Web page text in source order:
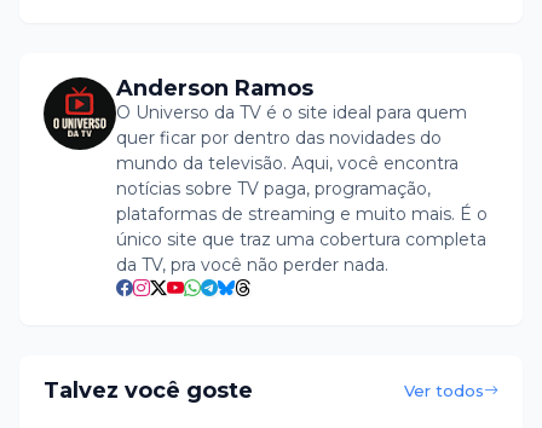
Anderson Ramos
O Universo da TV é o site ideal para quem
quer ficar por dentro das novidades do
mundo da televisão. Aqui, você encontra
notícias sobre TV paga, programação,
plataformas de streaming e muito mais. É o
único site que traz uma cobertura completa
da TV, pra você não perder nada.
Talvez você goste Ver todos